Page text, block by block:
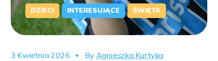
DZIECI INTERESUJĄCE ŚWIĘTA
3 Kwietnia 2026 By Agnieszka Kurtyka